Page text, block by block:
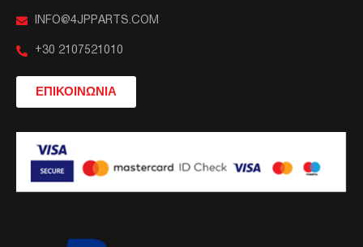
INFO@4JPPARTS.COM
+30 2107521010
ΕΠΙΚΟΙΝΩΝΙΑ